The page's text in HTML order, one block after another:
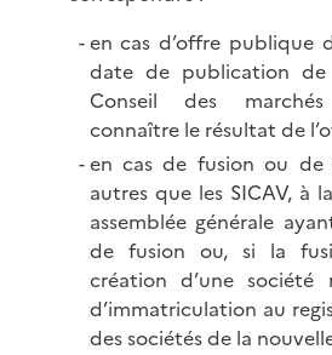
en cas d’offre publique
date de publication de
Conseil des
connaître le résultat de
en cas de fusion ou de
autres que les SICAV, à
assemblée générale
de fusion ou, si la
création d’une
d’immatriculation au
des sociétés de la